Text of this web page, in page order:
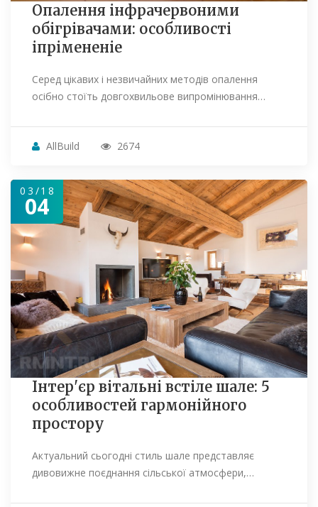
Опалення інфрачервоними
обігрівачами: особливості
іпрімененіе
Серед цікавих і незвичайних методів опалення
осібно стоїть довгохвильове випромінювання…
AllBuild 2674
03/18
04
Інтер'єр вітальні встіле шале: 5
особливостей гармонійного
простору
Актуальний сьогодні стиль шале представляє
дивовижне поєднання сільської атмосфери,…